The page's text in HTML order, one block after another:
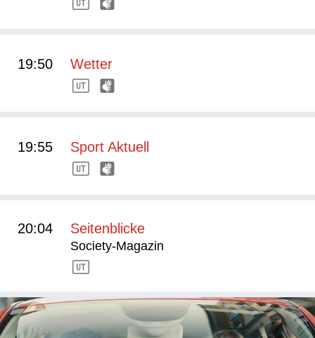
19:50 Wetter
19:55 Sport Aktuell
20:04 Seitenblicke
Society-Magazin